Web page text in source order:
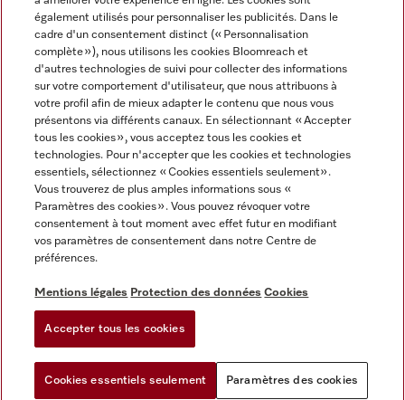
FRANÇAIS
Mentions légales
CGV
Protection des données
Paramètres des cookies
Miele sur Youtube
également utilisés pour personnaliser les publicités. Dans le
cadre d'un consentement distinct (« Personnalisation
complète »), nous utilisons les cookies Bloomreach et
d'autres technologies de suivi pour collecter des informations
sur votre comportement d'utilisateur, que nous attribuons à
votre profil afin de mieux adapter le contenu que nous vous
présentons via différents canaux. En sélectionnant « Accepter
tous les cookies », vous acceptez tous les cookies et
technologies. Pour n'accepter que les cookies et technologies
essentiels, sélectionnez « Cookies essentiels seulement».
Vous trouverez de plus amples informations sous «
Paramètres des cookies ». Vous pouvez révoquer votre
consentement à tout moment avec effet futur en modifiant
vos paramètres de consentement dans notre Centre de
préférences.
Mentions légales Protection des données Cookies
Accepter tous les cookies
Cookies essentiels seulement Paramètres des cookies